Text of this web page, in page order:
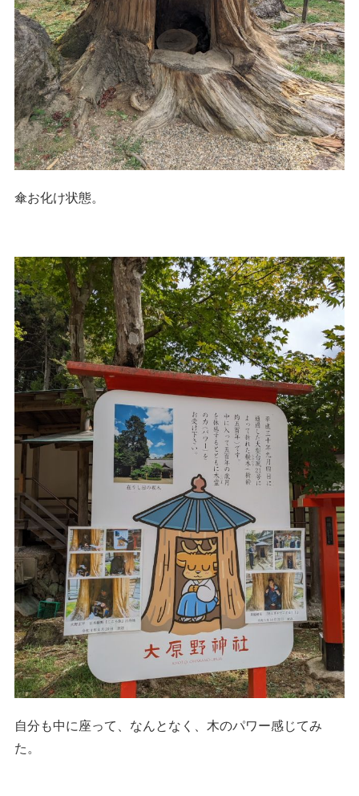
傘お化け状態。
自分も中に座って、なんとなく、木のパワー感じてみ
た。